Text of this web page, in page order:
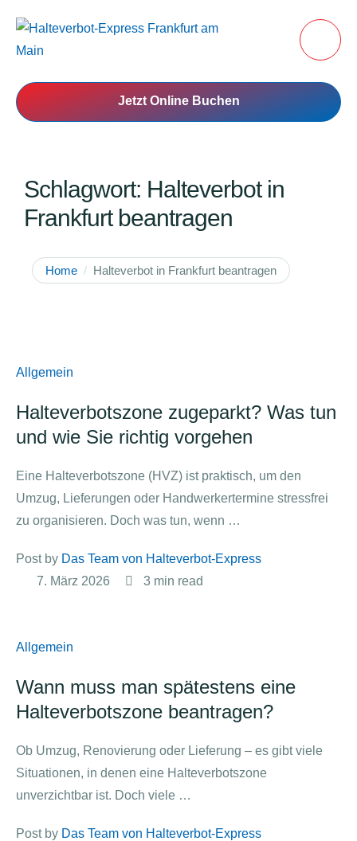
Jetzt Online Buchen
Schlagwort: Halteverbot in
Frankfurt beantragen
Home / Halteverbot in Frankfurt beantragen
Allgemein
Halteverbotszone zugeparkt? Was tun
und wie Sie richtig vorgehen
Eine Halteverbotszone (HVZ) ist praktisch, um den
Umzug, Lieferungen oder Handwerkertermine stressfrei
zu organisieren. Doch was tun, wenn …
Post by Das Team von Halteverbot-Express
7. März 2026
3 min read
Allgemein
Wann muss man spätestens eine
Halteverbotszone beantragen?
Ob Umzug, Renovierung oder Lieferung – es gibt viele
Situationen, in denen eine Halteverbotszone
unverzichtbar ist. Doch viele …
Post by Das Team von Halteverbot-Express